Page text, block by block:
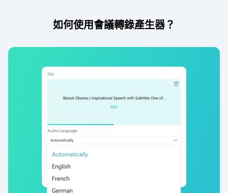
如何使用會議轉錄產生器？